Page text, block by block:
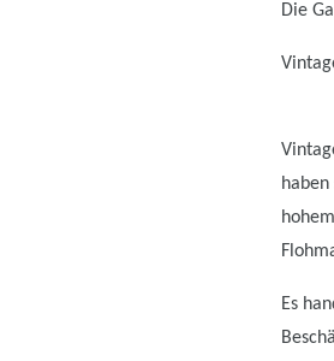
Die
Es